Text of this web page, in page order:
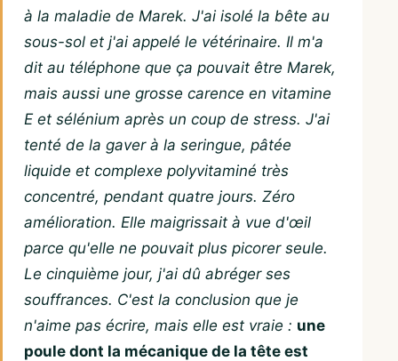
à la maladie de Marek. J'ai isolé la bête au
sous-sol et j'ai appelé le vétérinaire. Il m'a
dit au téléphone que ça pouvait être Marek,
mais aussi une grosse carence en vitamine
E et sélénium après un coup de stress. J'ai
tenté de la gaver à la seringue, pâtée
liquide et complexe polyvitaminé très
concentré, pendant quatre jours. Zéro
amélioration. Elle maigrissait à vue d'œil
parce qu'elle ne pouvait plus picorer seule.
Le cinquième jour, j'ai dû abréger ses
souffrances. C'est la conclusion que je
n'aime pas écrire, mais elle est vraie : une
poule dont la mécanique de la tête est